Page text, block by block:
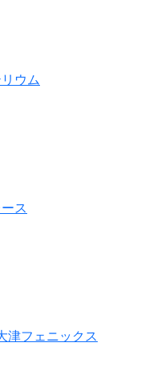
ウム
ス
津フェニックス